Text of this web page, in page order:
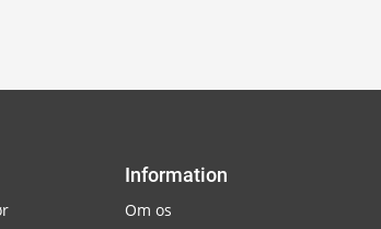
Information
Om os